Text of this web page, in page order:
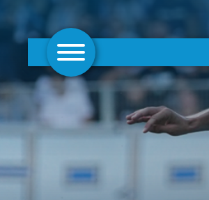
AKTUELLES
FRAUEN